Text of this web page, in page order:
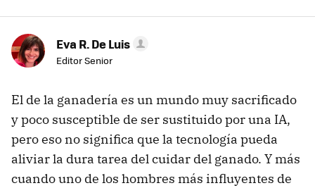
Eva R. De Luis
Editor Senior
El de la ganadería es un mundo muy sacrificado
y poco susceptible de ser sustituido por una IA,
pero eso no significa que la tecnología pueda
aliviar la dura tarea del cuidar del ganado. Y más
cuando uno de los hombres más influyentes de